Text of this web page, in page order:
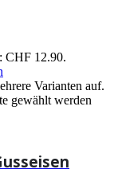
CHF 12.90.
Varianten auf.
gewählt werden